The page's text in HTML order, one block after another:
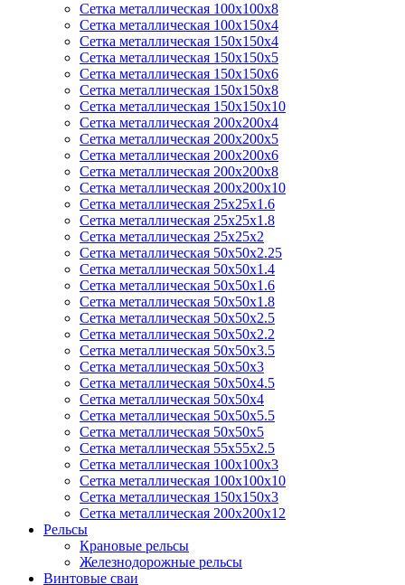
Сетка металлическая 100х100х8
Сетка металлическая 100х150х4
Сетка металлическая 150х150х4
Сетка металлическая 150х150х5
Сетка металлическая 150х150х6
Сетка металлическая 150х150х8
Сетка металлическая 150х150х10
Сетка металлическая 200х200х4
Сетка металлическая 200х200х5
Сетка металлическая 200х200x6
Сетка металлическая 200х200х8
Сетка металлическая 200х200х10
Сетка металлическая 25х25х1.6
Сетка металлическая 25х25х1.8
Сетка металлическая 25х25х2
Сетка металлическая 50х50х2.25
Сетка металлическая 50х50х1.4
Сетка металлическая 50х50х1.6
Сетка металлическая 50х50х1.8
Сетка металлическая 50х50х2.5
Сетка металлическая 50х50х2.2
Сетка металлическая 50х50х3.5
Сетка металлическая 50х50х3
Сетка металлическая 50х50х4.5
Сетка металлическая 50х50х4
Сетка металлическая 50х50х5.5
Сетка металлическая 50х50х5
Сетка металлическая 55х55х2.5
Сетка металлическая 100х100х3
Сетка металлическая 100х100х10
Сетка металлическая 150х150х3
Сетка металлическая 200х200х12
Рельсы
Крановые рельсы
Железнодорожные рельсы
Винтовые сваи